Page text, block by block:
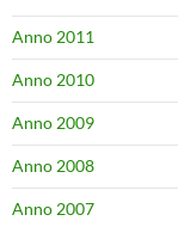
Anno 2011
Anno 2010
Anno 2009
Anno 2008
Anno 2007